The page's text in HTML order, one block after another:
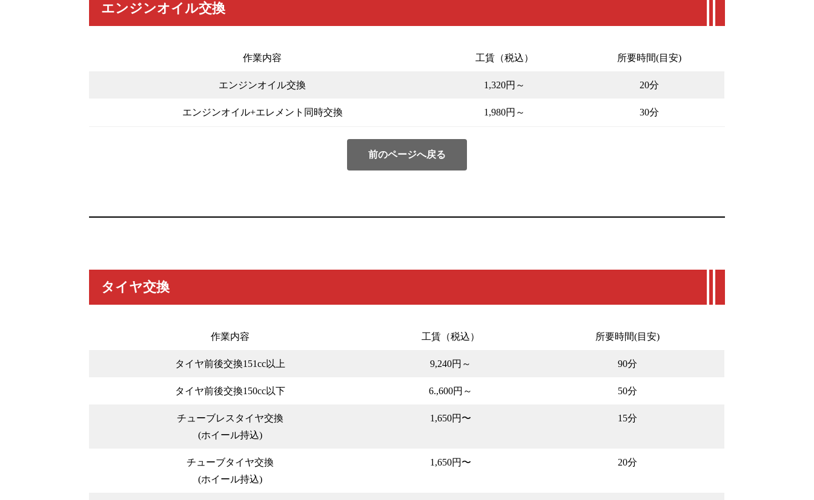
エンジンオイル交換
作業内容 工賃（税込） 所要時間(目安)
エンジンオイル交換 1,320円～ 20分
エンジンオイル+エレメント同時交換 1,980円～ 30分
前のページへ戻る
タイヤ交換
作業内容 工賃（税込） 所要時間(目安)
タイヤ前後交換151cc以上 9,240円～ 90分
タイヤ前後交換150cc以下 6.,600円～ 50分
チューブレスタイヤ交換
(ホイール持込)
1,650円〜 15分
チューブタイヤ交換
(ホイール持込)
1,650円〜 20分